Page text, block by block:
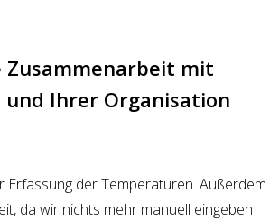
Zusammenarbeit mit
und Ihrer Organisation
Erfassung der Temperaturen. Außerdem
da wir nichts mehr manuell eingeben